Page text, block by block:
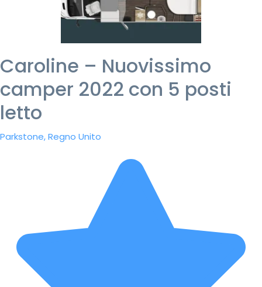
Caroline – Nuovissimo
camper 2022 con 5 posti
letto
Parkstone, Regno Unito